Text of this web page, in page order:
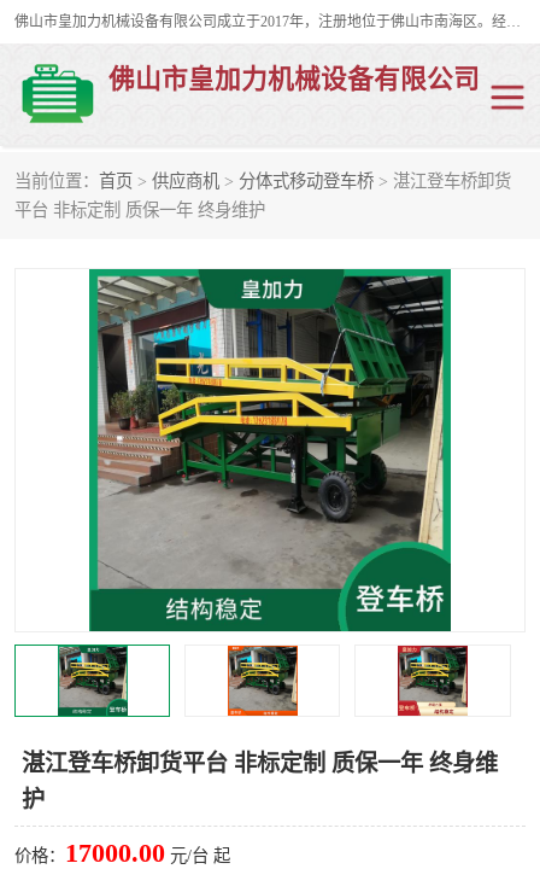
佛山市皇加力机械设备有限公司成立于2017年，注册地位于佛山市南海区。经营范围包括：其他机械设备及电子产品批发、电气设备批发、贸易代理、五金产品批发等；主要产品有：移动式登车桥、叉车装卸货平台、移动式升降机、升降货梯、油桶夹具、电动堆高车。
佛山市皇加力机械设备有限公司
当前位置： 首页 > 供应商机 > 分体式移动登车桥 > 湛江登车桥卸货
平台 非标定制 质保一年 终身维护
湛江登车桥卸货平台 非标定制 质保一年 终身维
护
价格： 17000.00 元/台 起
移动式登车桥
步行式电动堆高车 移动登车台
叉车装卸货平台 电动搬运车
移动式升降平台 升降货梯
集装箱装柜平台 油桶夹具